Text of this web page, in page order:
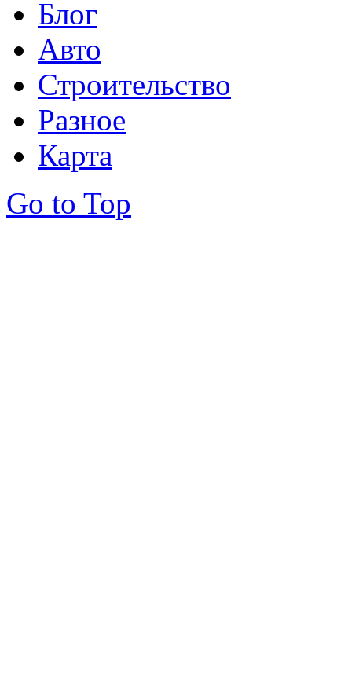
Блог
Авто
Строительство
Разное
Карта
Go to Top